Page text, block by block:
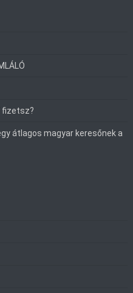
fizetsz?
átlagos magyar keresőnek a